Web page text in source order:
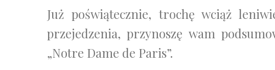
Już poświątecznie, trochę wciąż
przejedzenia, przynoszę wam
„Notre Dame de Paris”.